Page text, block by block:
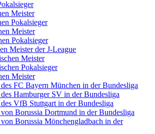
Meister
Pokalsieger
Meister
Pokalsieger
Meister der J-League
Meister
Pokalsieger
Meister
FC Bayern München in der Bundesliga
Hamburger SV in der Bundesliga
VfB Stuttgart in der Bundesliga
Borussia Dortmund in der Bundesliga
Borussia Mönchengladbach in der